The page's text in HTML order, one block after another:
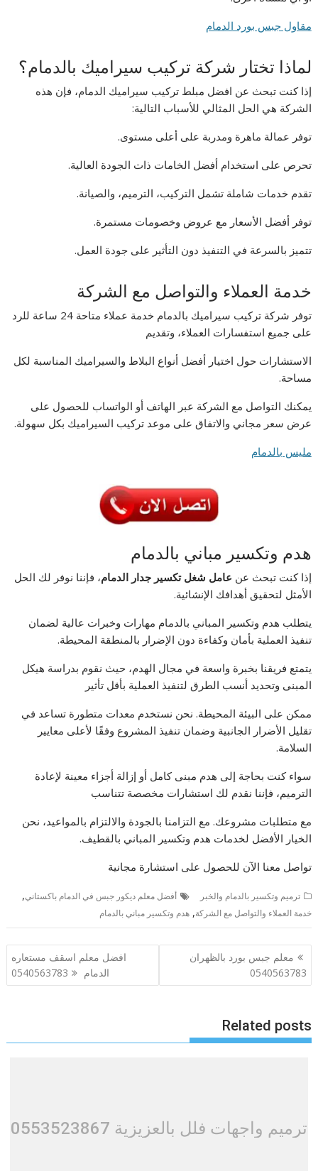
مقاول جبس بورد الدمام
لماذا تختار شركة تركيب سيراميك بالدمام؟
إذا كنت تبحث عن افضل مبلط تركيب سيراميك الدمام، فإن هذه
الشركة هي الحل المثالي للأسباب التالية:
توفر عمالة ماهرة ومدربة على أعلى مستوى.
تحرص على استخدام أفضل الخامات ذات الجودة العالية.
تقدم خدمات شاملة تشمل التركيب، الترميم، والصيانة.
توفر أفضل الأسعار مع عروض وخصومات مستمرة.
تتميز بالسرعة في التنفيذ دون التأثير على جودة العمل.
خدمة العملاء والتواصل مع الشركة
توفر شركة تركيب سيراميك بالدمام خدمة عملاء متاحة 24 ساعة للرد
على جميع استفسارات العملاء، وتقديم
الاستشارات حول اختيار أفضل أنواع البلاط والسيراميك المناسبة لكل
مساحة.
يمكنك التواصل مع الشركة عبر الهاتف أو الواتساب للحصول على
عرض سعر مجاني والاتفاق على موعد تركيب السيراميك بكل سهولة.
مليس بالدمام
هدم وتكسير مباني بالدمام
إذا كنت تبحث عن عامل شغل تكسير جدار الدمام، فإننا نوفر لك الحل
الأمثل لتحقيق أهدافك الإنشائية.
يتطلب هدم وتكسير المباني بالدمام مهارات وخبرات عالية لضمان
تنفيذ العملية بأمان وكفاءة دون الإضرار بالمنطقة المحيطة.
يتمتع فريقنا بخبرة واسعة في مجال الهدم، حيث نقوم بدراسة هيكل
المبنى وتحديد أنسب الطرق لتنفيذ العملية بأقل تأثير
ممكن على البيئة المحيطة. نحن نستخدم معدات متطورة تساعد في
تقليل الأضرار الجانبية وضمان تنفيذ المشروع وفقًا لأعلى معايير
السلامة.
سواء كنت بحاجة إلى هدم مبنى كامل أو إزالة أجزاء معينة لإعادة
الترميم، فإننا نقدم لك استشارات مخصصة تتناسب
مع متطلبات مشروعك. مع التزامنا بالجودة والالتزام بالمواعيد، نحن
الخيار الأفضل لخدمات هدم وتكسير المباني بالقطيف.
تواصل معنا الآن للحصول على استشارة مجانية
ترميم وتكسير بالدمام والخبر أفضل معلم ديكور جبس في الدمام باكستاني,
خدمة العملاء والتواصل مع الشركة,هدم وتكسير مباني بالدمام
تصفّح
المقالات
معلم جبس بورد بالظهران
0540563783
افضل معلم اسقف مستعاره
الدمام 0540563783
Related posts
ترميم واجهات فلل بالعزيزية 0553523867